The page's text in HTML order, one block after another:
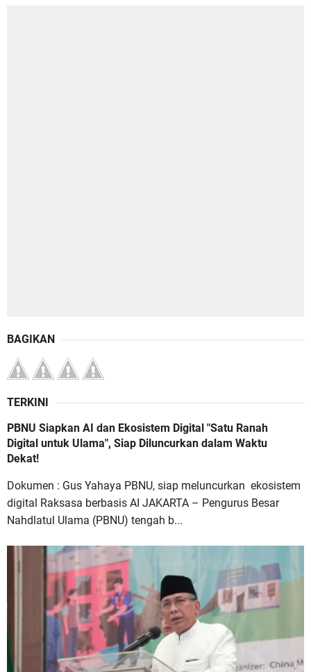
BAGIKAN
TERKINI
PBNU Siapkan AI dan Ekosistem Digital "Satu Ranah
Digital untuk Ulama", Siap Diluncurkan dalam Waktu
Dekat!
Dokumen : Gus Yahaya PBNU, siap meluncurkan ekosistem
digital Raksasa berbasis AI JAKARTA – Pengurus Besar
Nahdlatul Ulama (PBNU) tengah b...